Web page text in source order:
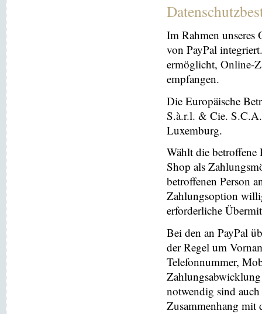
Im Rahmen unseres
von PayPal
ermöglicht, Online-
empfangen.
Die Europäische
S.à.r.l. & Cie.
Luxemburg.
Wählt die betroffene
Shop als
betroffenen Person
Zahlungsoption
erforderliche
Bei den an PayPal
der Regel um
Telefonnummer,
notwendig sind
Zusammenhang mit